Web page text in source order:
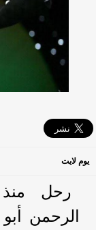
يوم لايت
رحل منذ